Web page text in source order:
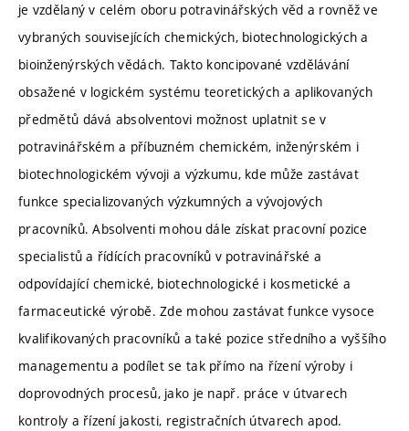
je vzdělaný v celém oboru potravinářských věd a rovněž ve
vybraných souvisejících chemických, biotechnologických a
bioinženýrských vědách. Takto koncipované vzdělávání
obsažené v logickém systému teoretických a aplikovaných
předmětů dává absolventovi možnost uplatnit se v
potravinářském a příbuzném chemickém, inženýrském i
biotechnologickém vývoji a výzkumu, kde může zastávat
funkce specializovaných výzkumných a vývojových
pracovníků. Absolventi mohou dále získat pracovní pozice
specialistů a řídících pracovníků v potravinářské a
odpovídající chemické, biotechnologické i kosmetické a
farmaceutické výrobě. Zde mohou zastávat funkce vysoce
kvalifikovaných pracovníků a také pozice středního a vyššího
managementu a podílet se tak přímo na řízení výroby i
doprovodných procesů, jako je např. práce v útvarech
kontroly a řízení jakosti, registračních útvarech apod.